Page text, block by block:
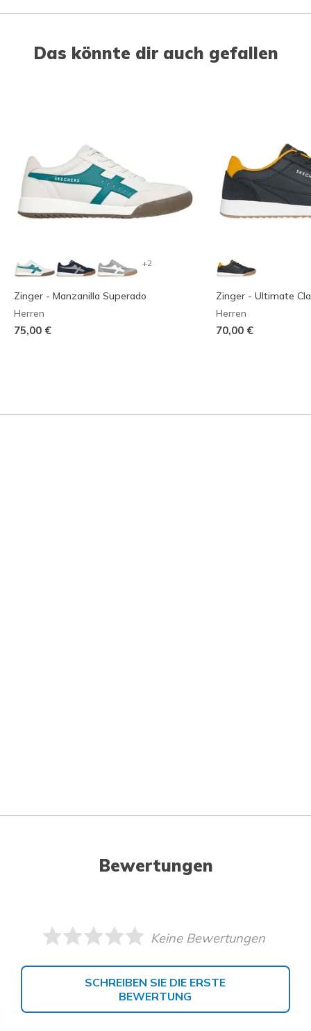
Das könnte dir auch gefallen
+2
Zinger - Manzanilla Superado
Herren
75,00 €
Zinger - Ultimate
Herren
70,00 €
Bewertungen
Keine Bewertungen
SCHREIBEN SIE DIE ERSTE
BEWERTUNG